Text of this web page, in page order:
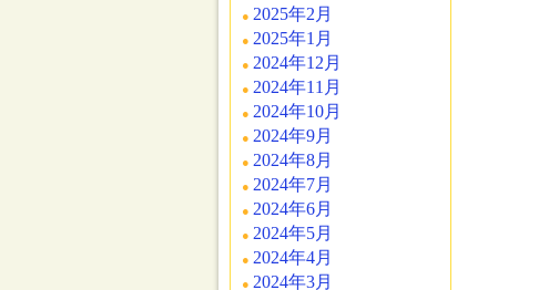
2025年2月
2025年1月
2024年12月
2024年11月
2024年10月
2024年9月
2024年8月
2024年7月
2024年6月
2024年5月
2024年4月
2024年3月